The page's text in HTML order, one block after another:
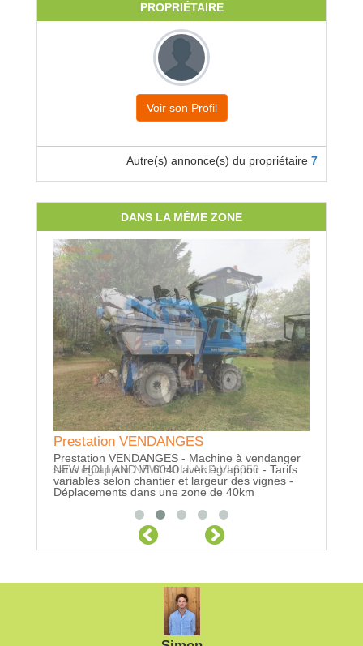
PROPRIÉTAIRE
Voir son Profil
Autre(s) annonce(s) du propriétaire 7
DANS LA MÊME ZONE
Prestation VENDANGES
Prestation VENDANGES - Machine à vendanger
sans égrappoir NEW HOLLAND VL6050 - Tarifs
variables selon chantier et largeur des vignes -
Déplacements dans une zone de 40km
Prestation VENDANGES
Prestation VENDANGES - Machine à vendanger
NEW HOLLAND VL6040 avec égrappoir - Tarifs
variables selon chantier et largeur des vignes -
Déplacements dans une zone de 40km